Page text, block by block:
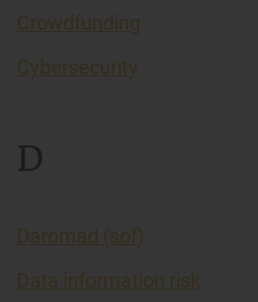
Crowdfunding
Cybersecurity
D
Daromad (sof)
Data information risk